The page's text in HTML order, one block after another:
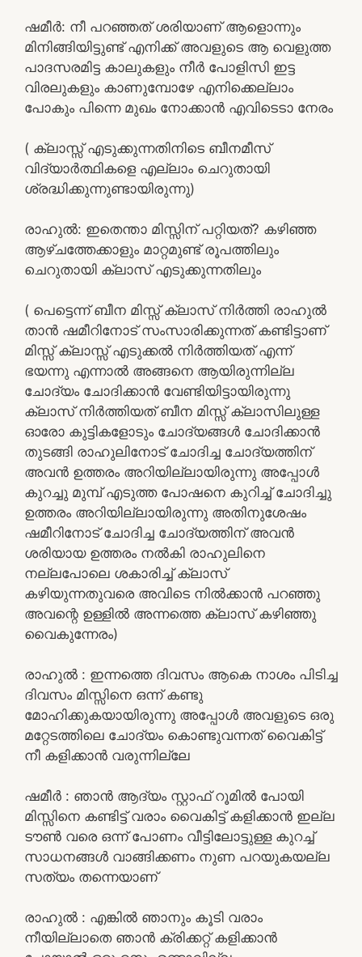
ഷമീർ: നീ പറഞ്ഞത് ശരിയാണ് ആളൊന്നും
മിനിങ്ങിയിട്ടുണ്ട് എനിക്ക് അവളുടെ ആ വെളുത്ത
പാദസരമിട്ട കാലുകളും നീർ പോളിസി ഇട്ട
വിരലുകളും കാണുമ്പോഴേ എനിക്കെല്ലാം
പോകും പിന്നെ മുഖം നോക്കാൻ എവിടെടാ നേരം
( ക്ലാസ്സ് എടുക്കുന്നതിനിടെ ബീനമീസ്
വിദ്യാർത്ഥികളെ എല്ലാം ചെറുതായി
ശ്രദ്ധിക്കുന്നുണ്ടായിരുന്നു)
രാഹുൽ: ഇതെന്താ മിസ്സിന് പറ്റിയത്? കഴിഞ്ഞ
ആഴ്ചത്തേക്കാളും മാറ്റമുണ്ട് രൂപത്തിലും
ചെറുതായി ക്ലാസ് എടുക്കുന്നതിലും
( പെട്ടെന്ന് ബീന മിസ്സ് ക്ലാസ് നിർത്തി രാഹുൽ
താൻ ഷമീറിനോട് സംസാരിക്കുന്നത് കണ്ടിട്ടാണ്
മിസ്സ് ക്ലാസ്സ് എടുക്കൽ നിർത്തിയത് എന്ന്
ഭയന്നു എന്നാൽ അങ്ങനെ ആയിരുന്നില്ല
ചോദ്യം ചോദിക്കാൻ വേണ്ടിയിട്ടായിരുന്നു
ക്ലാസ് നിർത്തിയത് ബീന മിസ്സ് ക്ലാസിലുള്ള
ഓരോ കുട്ടികളോടും ചോദ്യങ്ങൾ ചോദിക്കാൻ
തുടങ്ങി രാഹുലിനോട് ചോദിച്ച ചോദ്യത്തിന്
അവൻ ഉത്തരം അറിയില്ലായിരുന്നു അപ്പോൾ
കുറച്ചു മുമ്പ് എടുത്ത പോഷനെ കുറിച്ച് ചോദിച്ചു
ഉത്തരം അറിയില്ലായിരുന്നു അതിനുശേഷം
ഷമീറിനോട് ചോദിച്ച ചോദ്യത്തിന് അവൻ
ശരിയായ ഉത്തരം നൽകി രാഹുലിനെ
നല്ലപോലെ ശകാരിച്ച് ക്ലാസ്
കഴിയുന്നതുവരെ അവിടെ നിൽക്കാൻ പറഞ്ഞു
അവന്റെ ഉള്ളിൽ അന്നത്തെ ക്ലാസ് കഴിഞ്ഞു
വൈകുന്നേരം)
രാഹുൽ : ഇന്നത്തെ ദിവസം ആകെ നാശം പിടിച്ച
ദിവസം മിസ്സിനെ ഒന്ന് കണ്ടു
മോഹിക്കുകയായിരുന്നു അപ്പോൾ അവളുടെ ഒരു
മറ്റേടത്തിലെ ചോദ്യം കൊണ്ടുവന്നത് വൈകിട്ട്
നീ കളിക്കാൻ വരുന്നില്ലേ
ഷമീർ : ഞാൻ ആദ്യം സ്റ്റാഫ് റൂമിൽ പോയി
മിസ്സിനെ കണ്ടിട്ട് വരാം വൈകിട്ട് കളിക്കാൻ ഇല്ല
ടൗൺ വരെ ഒന്ന് പോണം വീട്ടിലോട്ടുള്ള കുറച്ച്
സാധനങ്ങൾ വാങ്ങിക്കണം നുണ പറയുകയല്ല
സത്യം തന്നെയാണ്
രാഹുൽ : എങ്കിൽ ഞാനും കൂടി വരാം
നീയില്ലാതെ ഞാൻ ക്രിക്കറ്റ് കളിക്കാൻ